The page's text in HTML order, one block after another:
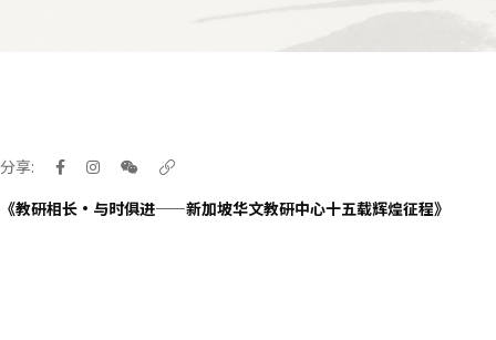
分享:
《教研相长•与时俱进——新加坡华文教研中心十五载辉煌征程》